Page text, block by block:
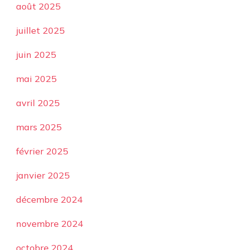
août 2025
juillet 2025
juin 2025
mai 2025
avril 2025
mars 2025
février 2025
janvier 2025
décembre 2024
novembre 2024